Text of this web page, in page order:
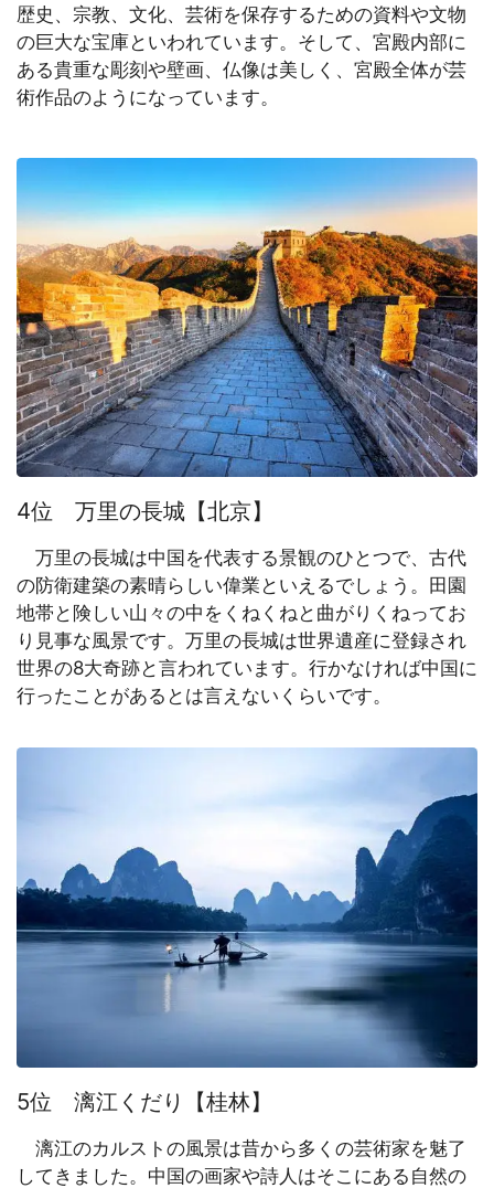
歴史、宗教、文化、芸術を保存するための資料や文物
の巨大な宝庫といわれています。そして、宮殿内部に
ある貴重な彫刻や壁画、仏像は美しく、宮殿全体が芸
術作品のようになっています。
4位 万里の長城【北京】
万里の長城は中国を代表する景観のひとつで、古代
の防衛建築の素晴らしい偉業といえるでしょう。田園
地帯と険しい山々の中をくねくねと曲がりくねってお
り見事な風景です。万里の長城は世界遺産に登録され
世界の8大奇跡と言われています。行かなければ中国に
行ったことがあるとは言えないくらいです。
5位 漓江くだり【桂林】
漓江のカルストの風景は昔から多くの芸術家を魅了
してきました。中国の画家や詩人はそこにある自然の